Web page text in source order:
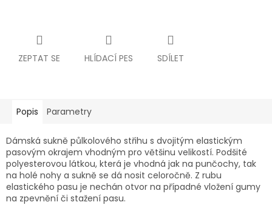
ZEPTAT SE HLÍDACÍ PES SDÍLET
Popis Parametry
Dámská sukně půlkolového střihu s dvojitým elastickým
pasovým okrajem vhodným pro většinu velikostí. Podšité
polyesterovou látkou, která je vhodná jak na punčochy, tak
na holé nohy a sukně se dá nosit celoročně. Z rubu
elastického pasu je nechán otvor na případné vložení gumy
na zpevnění či stažení pasu.